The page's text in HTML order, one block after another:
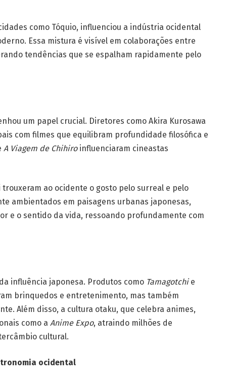
como Tóquio, influenciou a indústria ocidental
Essa mistura é visível em colaborações entre
tendências que se espalham rapidamente pelo
um papel crucial. Diretores como Akira Kurosawa
com filmes que equilibram profundidade filosófica e
A Viagem de Chihiroinfluenciaram cineastas
ao ocidente o gosto pelo surreal e pelo
ambientados em paisagens urbanas japonesas,
e o sentido da vida, ressoando profundamente com
influência japonesa. Produtos como Tamagotchie
brinquedos e entretenimento, mas também
Além disso, a cultura otaku, que celebra animes,
como a Anime Expo, atraindo milhões de
cultural.
ocidental